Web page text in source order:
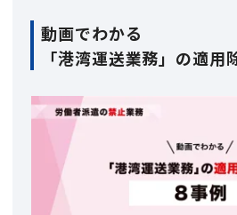
動画でわかる
「港湾運送業務」の適用